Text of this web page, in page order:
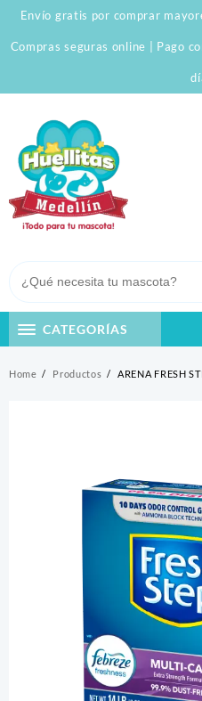
Skip
content
Envío gratis por comprar
Compras seguras online | Pago
CATEGORÍAS
Home Productos ARENA FRESH